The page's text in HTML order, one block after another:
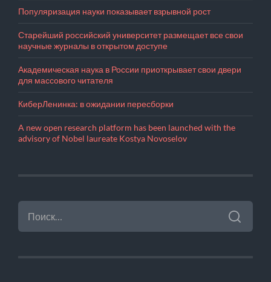
Популяризация науки показывает взрывной рост
Старейший российский университет размещает все свои
научные журналы в открытом доступе
Академическая наука в России приоткрывает свои двери
для массового читателя
КиберЛенинка: в ожидании пересборки
A new open research platform has been launched with the
advisory of Nobel laureate Kostya Novoselov
НАЙТИ: